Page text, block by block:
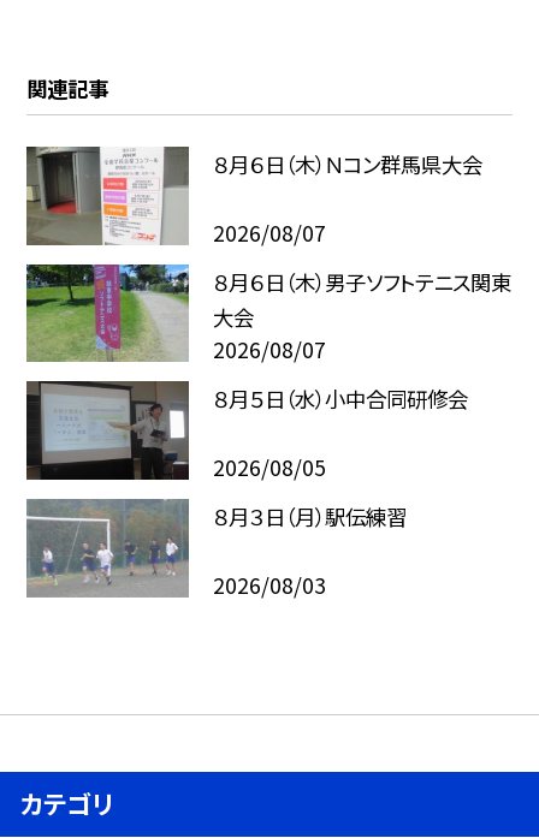
関連記事
８月６日（木）Ｎコン群馬県大会
2026/08/07
８月６日（木）男子ソフトテニス関東
大会
2026/08/07
８月５日（水）小中合同研修会
2026/08/05
８月３日（月）駅伝練習
2026/08/03
カテゴリ